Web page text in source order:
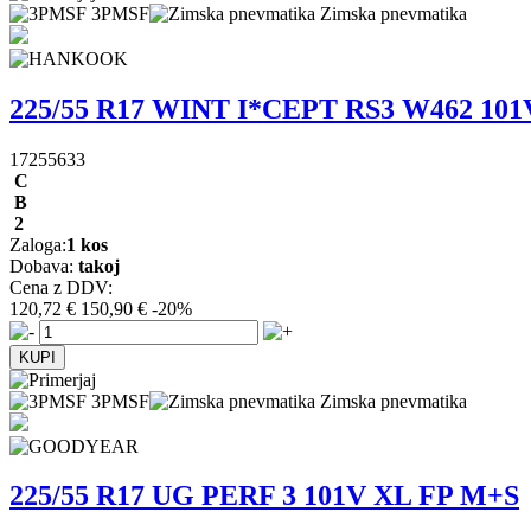
3PMSF Zimska pnevmatika
225/55 R17 WINT I*CEPT RS3 W462
17255633
C
B
2
Zaloga:1 kos
Dobava: takoj
Cena z DDV:
120,72 € 150,90 € -20%
3PMSF Zimska pnevmatika
225/55 R17 UG PERF 3 101V XL FP M+S